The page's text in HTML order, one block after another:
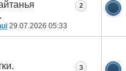
29.07.2026 05:33
2
3